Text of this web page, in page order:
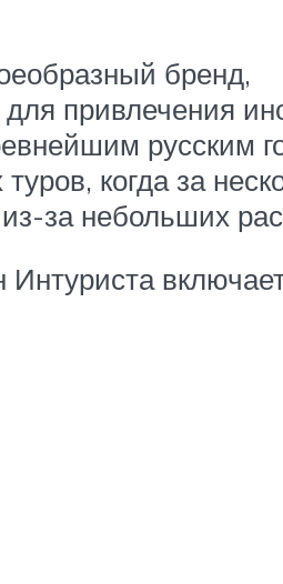
бренд,
привлечения
русским
когда за
из-за небольших
Интуриста